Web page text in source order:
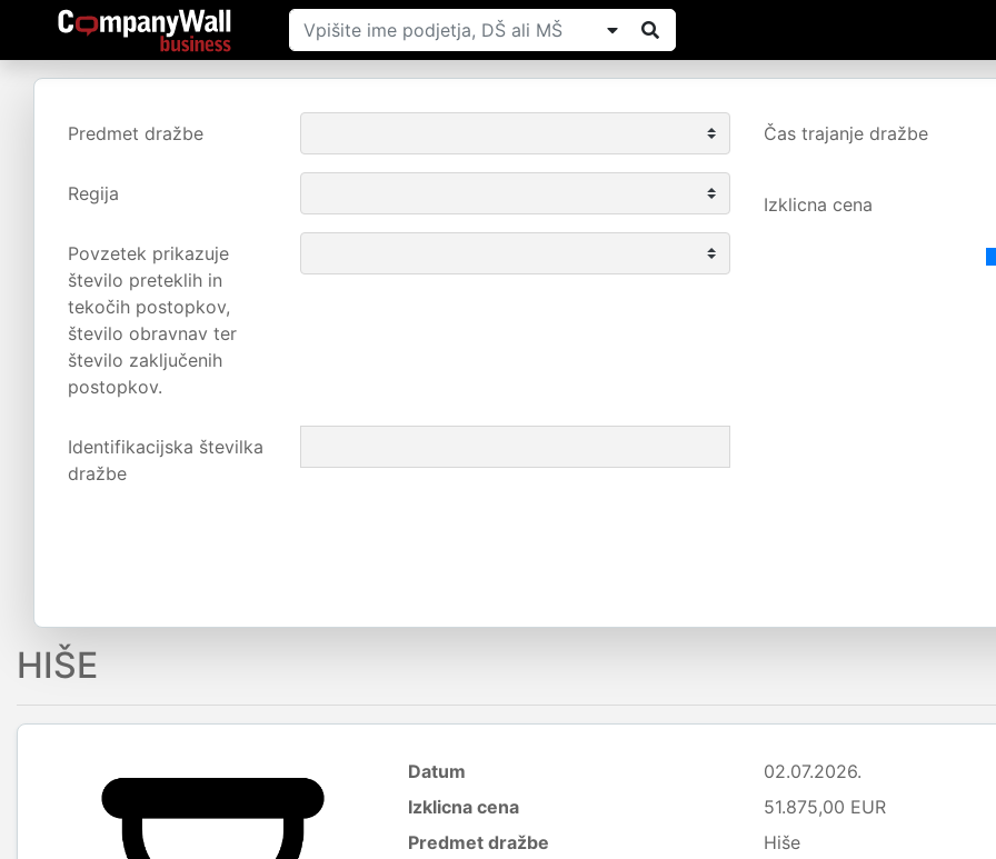
Predmet dražbe
Regija
Povzetek prikazuje
število preteklih in
tekočih postopkov,
število obravnav ter
število zaključenih
postopkov.
Identifikacijska številka
dražbe
Čas trajanje dražbe
Izklicna cena
HIŠE
Datum
02.07.2026.
Izklicna cena
51.875,00 EUR
Predmet dražbe
Hiše